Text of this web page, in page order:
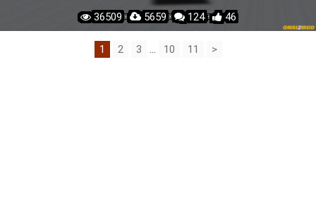
36509 · 5659 · 124 · 46
1 2 3 ... 10 11 >